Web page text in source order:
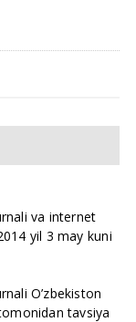
va internet
yil 3 may kuni
O’zbekiston
tavsiya